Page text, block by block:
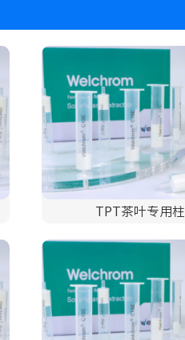
TPT茶叶专用柱